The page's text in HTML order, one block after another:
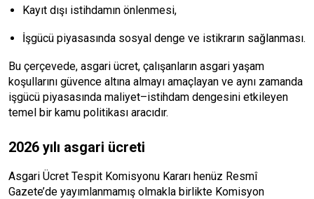
Kayıt dışı istihdamın önlenmesi,
İşgücü piyasasında sosyal denge ve istikrarın sağlanması.
Bu çerçevede, asgari ücret, çalışanların asgari yaşam
koşullarını güvence altına almayı amaçlayan ve aynı zamanda
işgücü piyasasında maliyet–istihdam dengesini etkileyen
temel bir kamu politikası aracıdır.
2026 yılı asgari ücreti
Asgari Ücret Tespit Komisyonu Kararı henüz Resmî
Gazete’de yayımlanmamış olmakla birlikte Komisyon